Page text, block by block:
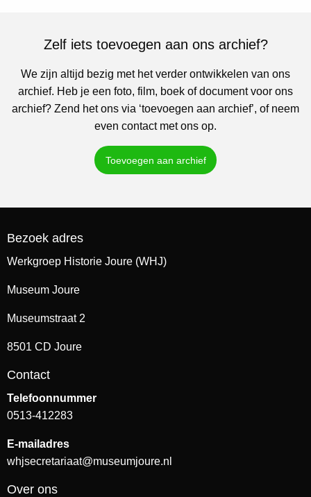
Zelf iets toevoegen aan ons archief?
We zijn altijd bezig met het verder ontwikkelen van ons
archief. Heb je een foto, film, boek of document voor ons
archief? Zend het ons via ‘toevoegen aan archief’, of neem
even contact met ons op.
Toevoegen aan archief
Bezoek adres
Werkgroep Historie Joure (WHJ)
Museum Joure
Museumstraat 2
8501 CD Joure
Contact
Telefoonnummer
0513-412283
E-mailadres
whjsecretariaat@museumjoure.nl
Over ons